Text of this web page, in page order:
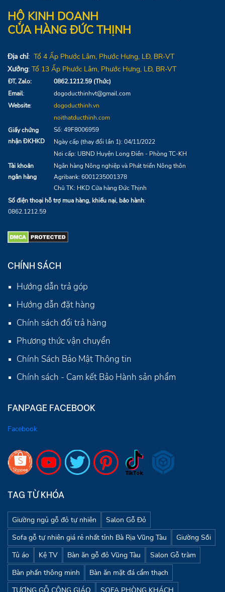
HỘ KINH DOANH
CỬA HÀNG ĐỨC THỊNH
Địa chỉ: Tổ 4 Ấp Phước Lâm, Phước Hưng, LĐ, BR-VT
Xưởng: Tổ 13 Ấp Phước Lâm, Phước Hưng, LĐ, BR-VT
ĐT, Zalo:
0862.1212.59 (Thức)
Email:
dogoducthinhvt@gmail.com
Website:
dogoducthinh.vn
noithatducthinh.com
Giấy chứng
nhận ĐKHKD
Số: 49F8006959
Ngày cấp (thay đổi lần 1): 04/11/2022
Nơi cấp: UBND Huyện Long Điền - Phòng TC-KH
Tài khoản
ngân hàng
Ngân hàng Nông nghiệp và Phát triển Nông thôn
Agribank: 6001235001378
Chủ TK: HKD Cửa hàng Đức Thịnh
Số điện thoại hỗ trợ mua hàng, khiếu nại, bảo hành:
0862.1212.59
CHÍNH SÁCH
Hướng dẫn trả góp
Hướng dẫn đặt hàng
Chính sách đổi trả hàng
Phương thức vận chuyển
Chính Sách Bảo Mật Thông tin
Chính sách - Cam kết Bảo Hành sản phẩm
FANPAGE FACEBOOK
Facebook
TAG TỪ KHÓA
Giường ngủ gỗ đỏ tự nhiên
Salon Gỗ Đỏ
Sofa gỗ tự nhiên giá rẻ nhất tỉnh Bà Rịa Vũng Tàu
Giường Sồi
Tủ áo
Kệ TV Bàn ăn gỗ đỏ Vũng Tàu
Salon Gỗ tràm
Bàn phấn thông minh
Bàn ăn mặt đá cẩm thạch